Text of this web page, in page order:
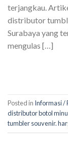
terjangkau.
distributor
Surabaya yang
mengulas […]
Posted in Informasi /
distributor botol
tumbler souvenir.